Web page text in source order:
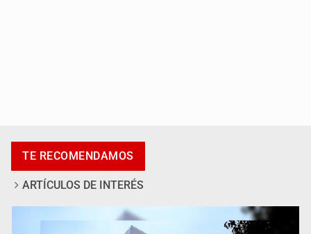
Fiscalía continúa búsqueda de Ricardo Cabezas
Talavera
TE RECOMENDAMOS
ARTÍCULOS DE INTERÉS